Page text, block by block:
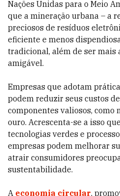
Nações Unidas para o Meio
que a mineração urbana – a
preciosos de resíduos
eficiente e menos
tradicional, além de ser mais
amigável.
Empresas que adotam
podem reduzir seus custos
componentes valiosos, como
ouro. Acrescenta-se a isso
tecnologias verdes e
empresas podem melhorar
atrair consumidores
sustentabilidade.
A economia circular,